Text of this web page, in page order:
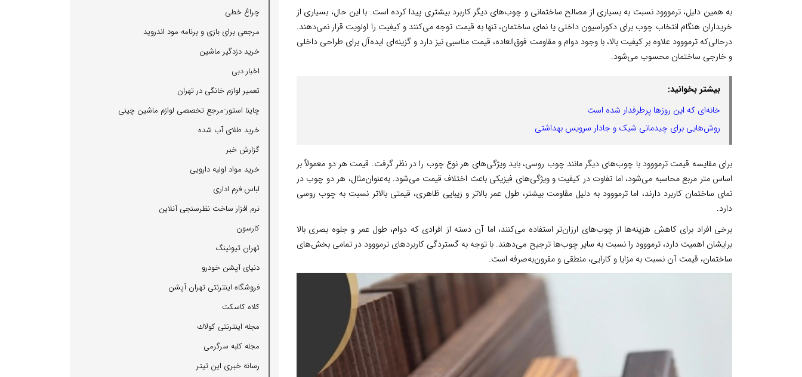
به همین دلیل، ترمووود نسبت به بسیاری از مصالح ساختمانی و چوب‌های دیگر کاربرد بیشتری پیدا کرده است. با این حال، بسیاری از
خریداران هنگام انتخاب چوب برای دکوراسیون داخلی یا نمای ساختمان، تنها به قیمت توجه می‌کنند و کیفیت را اولویت قرار نمی‌دهند.
درحالی‌که ترمووود علاوه بر کیفیت بالا، با وجود دوام و مقاومت فوق‌العاده، قیمت مناسبی نیز دارد و گزینه‌ای ایده‌آل برای طراحی داخلی
و خارجی ساختمان محسوب می‌شود.
بیشتر بخوانید:
خانه‌ای که این روز‌ها پرطرفدار شده است
روش‌هایی برای چیدمانی شیک و جادار سرویس بهداشتی
برای مقایسه قیمت ترمووود با چوب‌های دیگر مانند چوب روسی، باید ویژگی‌های هر نوع چوب را در نظر گرفت. قیمت هر دو معمولاً بر
اساس متر مربع محاسبه می‌شود، اما تفاوت در کیفیت و ویژگی‌های فیزیکی باعث اختلاف قیمت می‌شود. به‌عنوان‌مثال، هر دو چوب در
نمای ساختمان کاربرد دارند، اما ترمووود به دلیل مقاومت بیشتر، طول عمر بالاتر و زیبایی ظاهری، قیمتی بالاتر نسبت به چوب روسی
دارد.
برخی افراد برای کاهش هزینه‌ها از چوب‌های ارزان‌تر استفاده می‌کنند، اما آن دسته از افرادی که دوام، طول عمر و جلوه بصری بالا
برایشان اهمیت دارد، ترمووود را نسبت به سایر چوب‌ها ترجیح می‌دهند. با توجه به گستردگی کاربردهای ترمووود در تمامی بخش‌های
ساختمان، قیمت آن نسبت به مزایا و کارایی، منطقی و مقرون‌به‌صرفه است.
چراغ خطی
مرجعی برای بازی و برنامه مود اندروید
خرید دزدگیر ماشین
اخبار دبی
تعمیر لوازم خانگی در تهران
چاینا استور-مرجع تخصصی لوازم ماشین چینی
خرید طلای آب شده
گزارش خبر
خرید مواد اولیه دارویی
لباس فرم اداری
نرم افزار ساخت نظرسنجی آنلاین
كارسون
تهران تیونینگ
دنیای آپشن خودرو
فروشگاه اینترنتی تهران آپشن
كلاه كاسكت
مجله اینترنتی كولاك
مجله كلبه سرگرمی
رسانه خبری این تیتر